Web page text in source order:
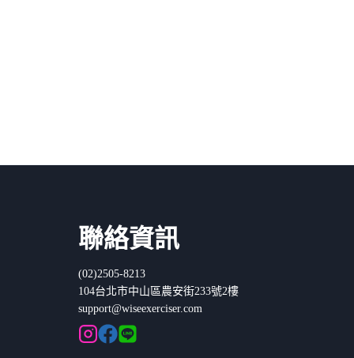
聯絡資訊
(02)2505-8213
104台北市中山區農安街233號2樓
support@wiseexerciser.com